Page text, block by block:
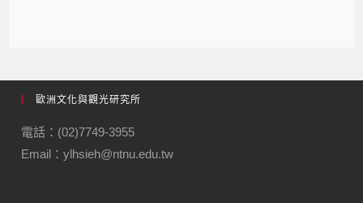
歐洲文化與觀光研究所
電話：(02)7749-3955
Email：ylhsieh@ntnu.edu.tw